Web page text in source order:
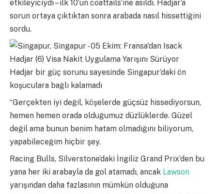
etkileyiciydi – ilk 10’un coattails’ine asıldı. Hadjar’a
sorun ortaya çıktıktan sonra arabada nasıl hissettiğini
sordu.
Hadjar bir güç sorunu sayesinde Singapur’daki ön
koşuculara bağlı kalamadı
“Gerçekten iyi değil, köşelerde güçsüz hissediyorsun,
hemen hemen orada olduğumuz düzlüklerde. Güzel
değil ama bunun benim hatam olmadığını biliyorum,
yapabileceğim hiçbir şey.
Racing Bulls, Silverstone’daki İngiliz Grand Prix’den bu
yana her iki arabayla da gol atamadı, ancak Lawson
yarışından daha fazlasının mümkün olduğuna